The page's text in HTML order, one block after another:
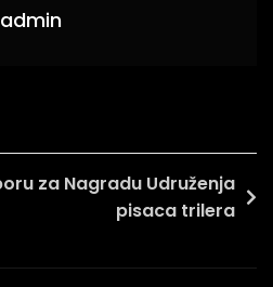
admin
za Nagradu Udruženja
pisaca trilera